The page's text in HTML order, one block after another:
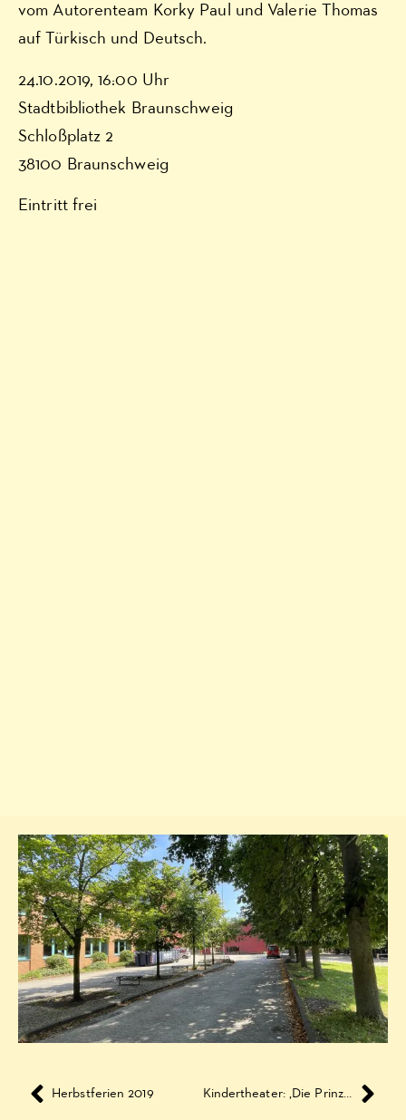
vom Autorenteam Korky Paul und Valerie Thomas
auf Türkisch und Deutsch.
24.10.2019, 16:00 Uhr
Stadtbibliothek Braunschweig
Schloßplatz 2
38100 Braunschweig
Eintritt frei
Herbstferien 2019 Kindertheater: ‚Die Prinzessin auf der Erbse‘